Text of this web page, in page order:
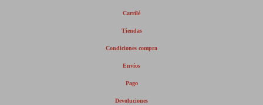
Carrilé
Tiendas
Condiciones compra
Envíos
Pago
Devoluciones